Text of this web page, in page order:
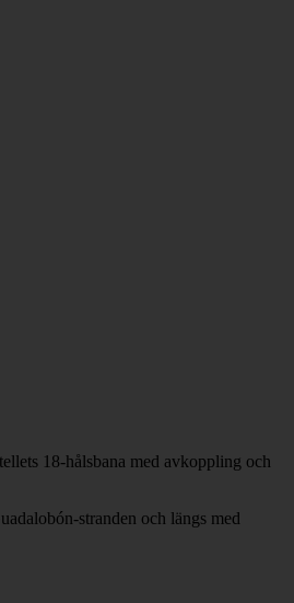
18-hålsbana med avkoppling och
stranden och längs med